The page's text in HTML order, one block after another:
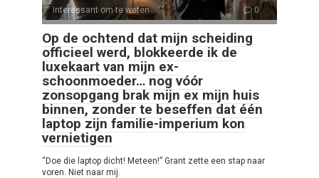
Interessant om te weten 0
Op de ochtend dat mijn scheiding
officieel werd, blokkeerde ik de
luxekaart van mijn ex-
schoonmoeder… nog vóór
zonsopgang brak mijn ex mijn huis
binnen, zonder te beseffen dat één
laptop zijn familie-imperium kon
vernietigen
“Doe die laptop dicht! Meteen!” Grant zette een stap naar
voren. Niet naar mij.